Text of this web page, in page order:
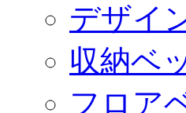
デザイ
収納ベ
フロア